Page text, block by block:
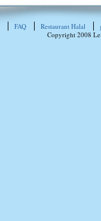
FAQ Restaurant Halal
Copyright 2008